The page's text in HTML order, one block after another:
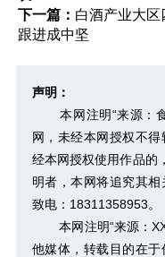
下一篇： 白酒产业大
跟进成中坚
声明：
本网注明“来源：
网，未经本网授权不
经本网授权使用作品的
明者，本网将追究其
致电：18311358953。
本网注明“来源：
他媒体，转载目的在